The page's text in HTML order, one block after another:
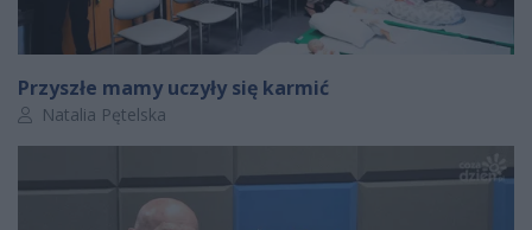
Przyszłe mamy uczyły się karmić
Autor artykułu:
Natalia Pętelska